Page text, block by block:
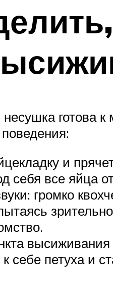
готова
и
себя все яйца
громко
себе петуха и